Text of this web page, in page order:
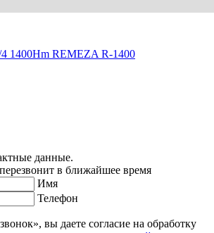
1400Hm REMEZA R-1400
данные.
в ближайшее время
Имя
Телефон
вы даете согласие на обработку